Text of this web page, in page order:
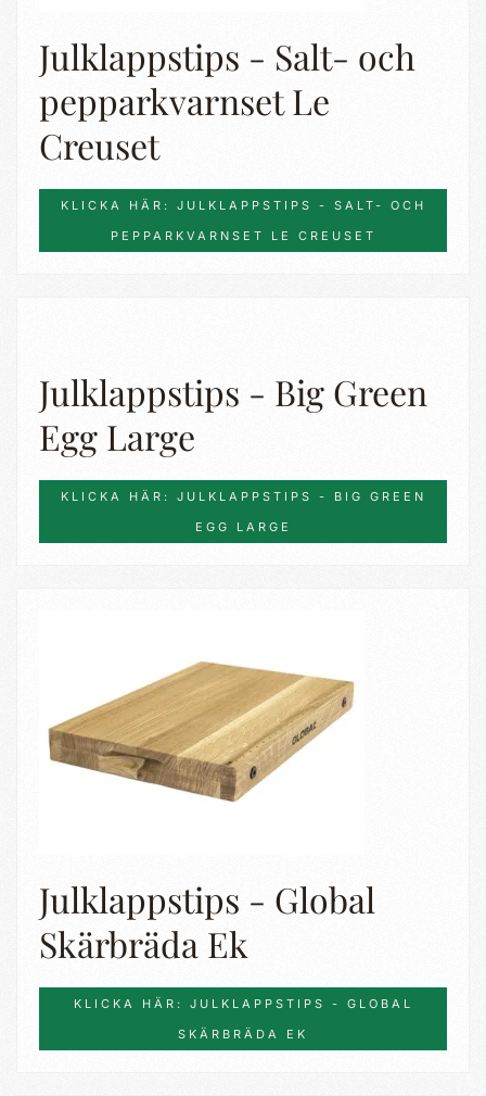
Julklappstips - Salt- och
pepparkvarnset Le
Creuset
KLICKA HÄR: JULKLAPPSTIPS - SALT- OCH
PEPPARKVARNSET LE CREUSET
Julklappstips - Big Green
Egg Large
KLICKA HÄR: JULKLAPPSTIPS - BIG GREEN
EGG LARGE
Julklappstips - Global
Skärbräda Ek
KLICKA HÄR: JULKLAPPSTIPS - GLOBAL
SKÄRBRÄDA EK